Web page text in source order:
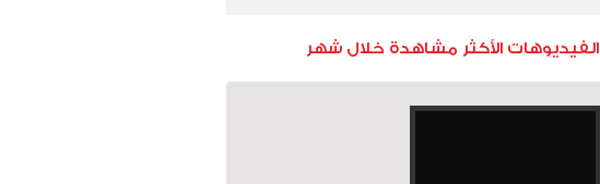
الفيديوهات الأكثر مشاهدة خلال شهر